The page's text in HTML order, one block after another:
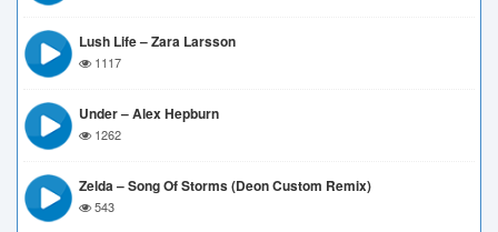
Lush Life – Zara Larsson
1117
Under – Alex Hepburn
1262
Zelda – Song Of Storms (Deon Custom Remix)
543